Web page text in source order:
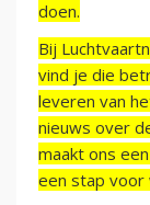
doen.
Bij
vind je die
leveren van
nieuws over
maakt ons
een stap voor